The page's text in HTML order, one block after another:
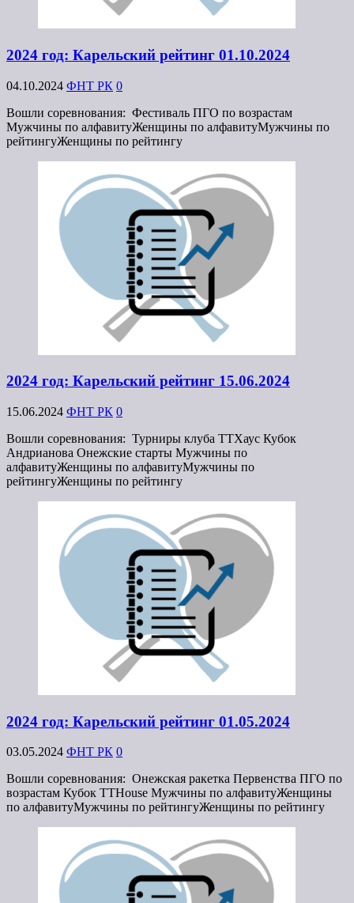
2024 год: Карельский рейтинг 01.10.2024
04.10.2024 ФНТ РК 0
Вошли соревнования: Фестиваль ПГО по возрастам
Мужчины по алфавитуЖенщины по алфавитуМужчины по
рейтингуЖенщины по рейтингу
2024 год: Карельский рейтинг 15.06.2024
15.06.2024 ФНТ РК 0
Вошли соревнования: Турниры клуба ТТХаус Кубок
Андрианова Онежские старты Мужчины по
алфавитуЖенщины по алфавитуМужчины по
рейтингуЖенщины по рейтингу
2024 год: Карельский рейтинг 01.05.2024
03.05.2024 ФНТ РК 0
Вошли соревнования: Онежская ракетка Первенства ПГО по
возрастам Кубок TTHouse Мужчины по алфавитуЖенщины
по алфавитуМужчины по рейтингуЖенщины по рейтингу